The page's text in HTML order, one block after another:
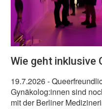
Wie geht inklusive
19.7.2026-
Gynäkolog:innen sind
mit der Berliner